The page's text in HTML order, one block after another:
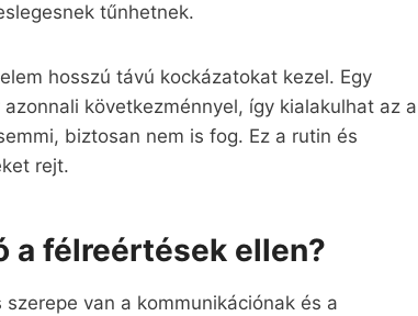
tűnhetnek.
hosszú távú kockázatokat kezel. Egy
következménnyel, így kialakulhat az a
biztosan nem is fog. Ez a rutin és
rejt.
a félreértések ellen?
van a kommunikációnak és a